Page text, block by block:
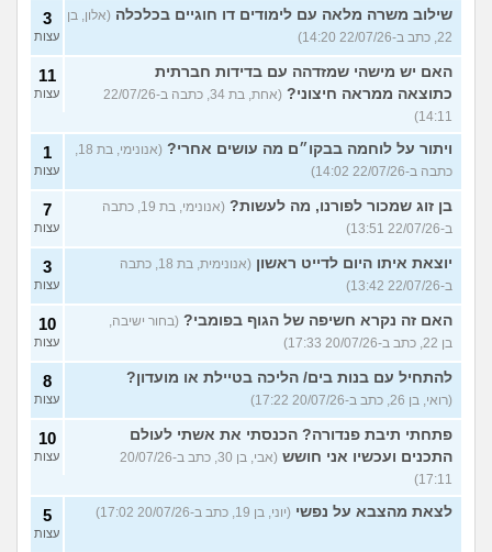
שילוב משרה מלאה עם לימודים דו חוגיים בכלכלה (אלון, בן
22, כתב ב-22/07/26 14:20)
3
עצות
האם יש מישהי שמזדהה עם בדידות חברתית
כתוצאה ממראה חיצוני?
(אחת, בת 34, כתבה ב-22/07/26
14:11)
11
עצות
ויתור על לוחמה בבקו״ם מה עושים אחרי?
כתבה ב-22/07/26 14:02)
1
עצות
בן זוג שמכור לפורנו, מה לעשות?
(אנונימי, בת 19, כתבה
ב-22/07/26 13:51)
7
עצות
יוצאת איתו היום לדייט ראשון
(אנונימית, בת 18, כתבה
ב-22/07/26 13:42)
3
עצות
האם זה נקרא חשיפה של הגוף בפומבי? (בחור ישיבה,
בן 22, כתב ב-20/07/26 17:33)
10
עצות
להתחיל עם בנות בים/ הליכה בטיילת או מועדון?
(רואי, בן 26, כתב ב-20/07/26 17:22)
8
עצות
פתחתי תיבת פנדורה? הכנסתי את אשתי לעולם
התכנים ועכשיו אני חושש
(אבי, בן 30, כתב ב-20/07/26
17:11)
10
עצות
לצאת מהצבא על נפשי (יוני, בן 19, כתב ב-20/07/26 17:02) 5
עצות